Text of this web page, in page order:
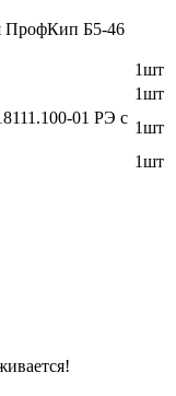
ПрофКип Б5-46
1шт
1шт
01 РЭ с
1шт
1шт